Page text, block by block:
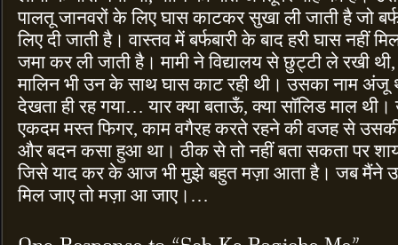
पालतू जानवरों के लिए घास काटकर सुखा ली जाती है जो
लिए दी जाती है। वास्तव में बर्फबारी के बाद हरी घास नहीं
जमा कर ली जाती है। मामी ने विद्यालय से छुट्टी ले रखी थी,
मालिन भी उन के साथ घास काट रही थी। उसका नाम अंजू
देखता ही रह गया… यार क्या बताऊँ, क्या सॉलिड माल
एकदम मस्त फिगर, काम वगैरह करते रहने की वजह से
और बदन कसा हुआ था। ठीक से तो नहीं बता सकता पर
जिसे याद कर के आज भी मुझे बहुत मज़ा आता है। जब मैंने
मिल जाए तो मज़ा आ जाए।…